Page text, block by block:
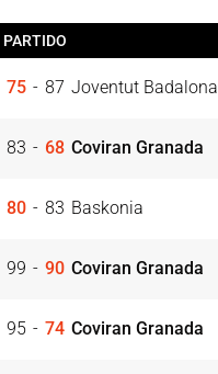
PARTIDO
75 - 87 Joventut Badalona
83 - 68 Coviran Granada
80 - 83 Baskonia
99 - 90 Coviran Granada
95 - 74 Coviran Granada